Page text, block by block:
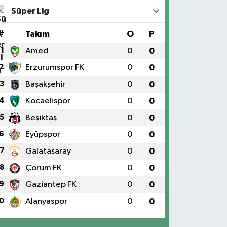
Süper Lig
Takım O P
1 Amed 0 0
Erzurumspor FK 0 0
3 Başakşehir 0 0
Kocaelispor 0 0
5 Beşiktaş 0 0
Eyüpspor 0 0
7 Galatasaray 0 0
8 Çorum FK 0 0
Gaziantep FK 0 0
Alanyaspor 0 0